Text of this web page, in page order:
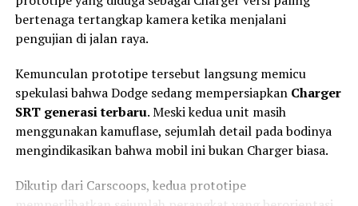
dampak kecelakaan dapat diminimalkan.
Keselamatan Aktif Menjadi Standar
Kendaraan Masa Depan
bertenaga tertangkap kamera ketika menjalani
pengujian di jalan raya.
Kemunculan prototipe tersebut langsung memicu
spekulasi bahwa Dodge sedang mempersiapkan Charger
SRT generasi terbaru. Meski kedua unit masih
menggunakan kamuflase, sejumlah detail pada bodinya
mengindikasikan bahwa mobil ini bukan Charger biasa.
Dikutip dari Carscoops, kedua prototipe